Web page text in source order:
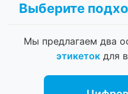
Выберите
Мы предлагаем два
этикеток для